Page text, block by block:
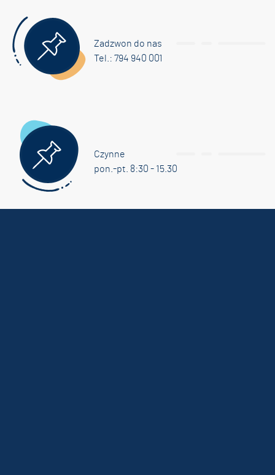
Zadzwon do nas
Tel.: 794 940 001
Czynne
pon.-pt. 8:30 - 15.30